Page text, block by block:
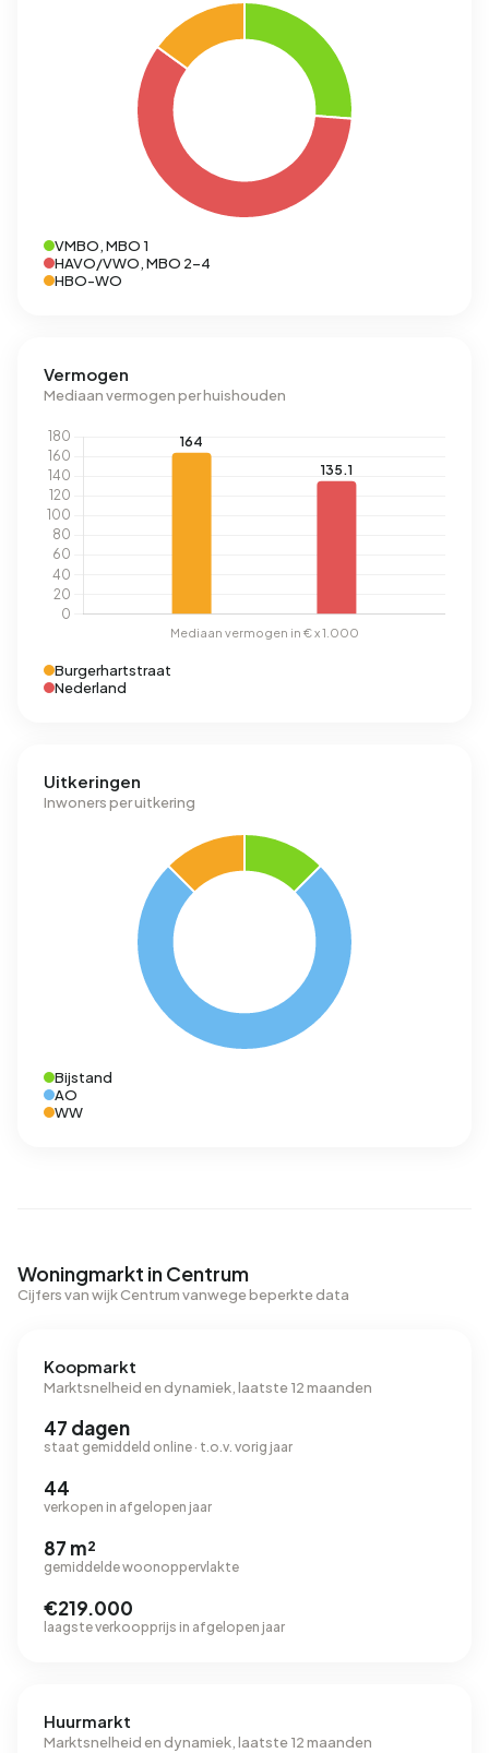
VMBO, MBO 1
HAVO/VWO, MBO 2-4
HBO-WO
Vermogen
Mediaan vermogen per huishouden
Burgerhartstraat
Nederland
Uitkeringen
Inwoners per uitkering
Bijstand
AO
WW
Woningmarkt in Centrum
Cijfers van wijk Centrum vanwege beperkte data
Koopmarkt
Marktsnelheid en dynamiek, laatste 12 maanden
47 dagen
staat gemiddeld online · t.o.v. vorig jaar
44
verkopen in afgelopen jaar
87 m²
gemiddelde woonoppervlakte
€219.000
laagste verkoopprijs in afgelopen jaar
Huurmarkt
Marktsnelheid en dynamiek, laatste 12 maanden